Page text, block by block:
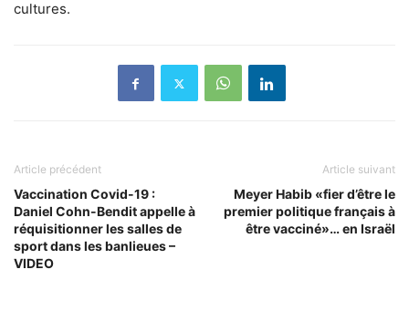
cultures.
Article précédent
Vaccination Covid-19 :
Daniel Cohn-Bendit appelle à
réquisitionner les salles de
sport dans les banlieues –
VIDEO
Article suivant
Meyer Habib «fier d’être le
premier politique français à
être vacciné»… en Israël